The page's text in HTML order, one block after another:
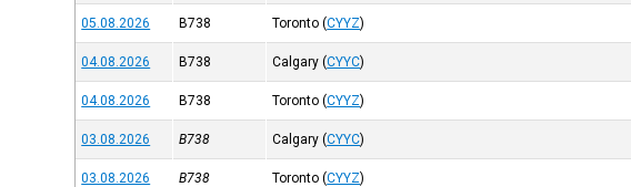
05.08.2026 B738 Toronto (CYYZ)
04.08.2026 B738 Calgary (CYYC)
04.08.2026 B738 Toronto (CYYZ)
03.08.2026 B738 Calgary (CYYC)
03.08.2026 B738 Toronto (CYYZ)